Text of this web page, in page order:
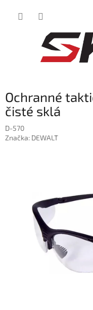
Ochranné
čisté sklá
D-570
Značka: DEWALT